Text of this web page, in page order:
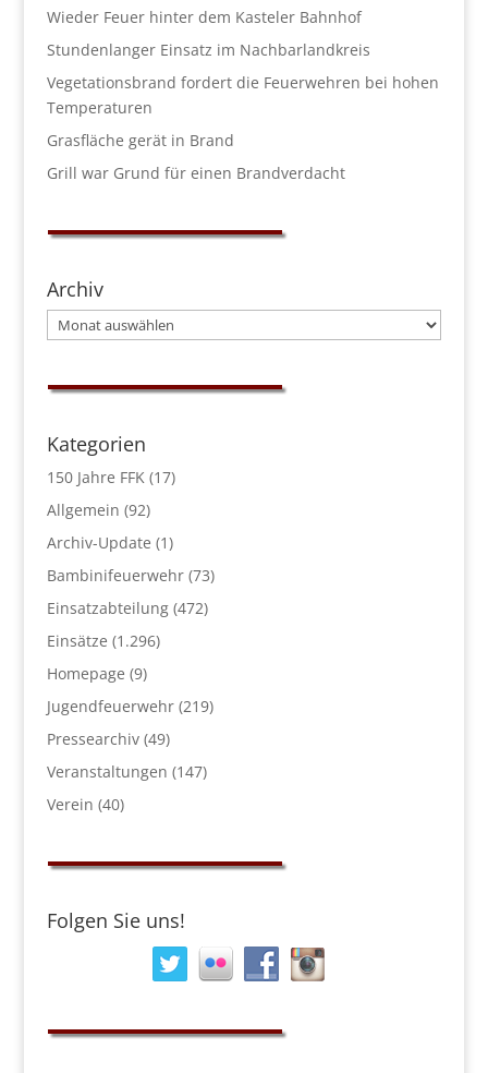
Wieder Feuer hinter dem Kasteler Bahnhof
Stundenlanger Einsatz im Nachbarlandkreis
Vegetationsbrand fordert die Feuerwehren bei hohen
Temperaturen
Grasfläche gerät in Brand
Grill war Grund für einen Brandverdacht
Archiv
Archiv
Kategorien
150 Jahre FFK(17)
Allgemein (92)
Archiv-Update (1)
Bambinifeuerwehr(73)
Einsatzabteilung(472)
Einsätze (1.296)
Homepage (9)
Jugendfeuerwehr(219)
Pressearchiv(49)
Veranstaltungen (147)
Verein (40)
Folgen Sie uns!